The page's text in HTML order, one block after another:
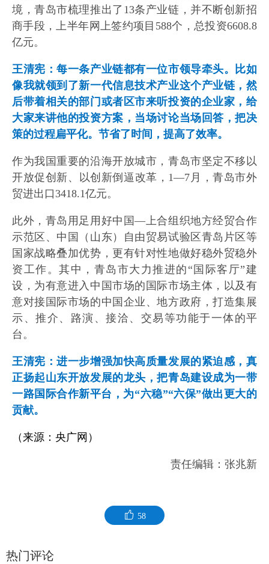
境，青岛市梳理推出了13条产业链，并不断创新招
商手段，上半年网上签约项目588个，总投资6608.8
亿元。
王清宪：每一条产业链都有一位市领导牵头。比如
像我就领到了新一代信息技术产业这个产业链，然
后带着相关的部门或者区市来听投资的企业家，给
大家来讲他的投资方案，当场讨论当场回答，把决
策的过程扁平化。节省了时间，提高了效率。
作为我国重要的沿海开放城市，青岛市坚定不移以
开放促创新、以创新倒逼改革，1—7月，青岛市外
贸进出口3418.1亿元。
此外，青岛用足用好中国—上合组织地方经贸合作
示范区、中国（山东）自由贸易试验区青岛片区等
国家战略叠加优势，更有针对性地做好稳外贸稳外
资工作。其中，青岛市大力推进的“国际客厅”建
设，为有意进入中国市场的国际市场主体，以及有
意对接国际市场的中国企业、地方政府，打造集展
示、推介、路演、接洽、交易等功能于一体的平
台。
王清宪：进一步增强加快高质量发展的紧迫感，真
正扬起山东开放发展的龙头，把青岛建设成为一带
一路国际合作新平台，为“六稳”“六保”做出更大的
贡献。
（来源：央广网）
责任编辑：张兆新
58
热门评论